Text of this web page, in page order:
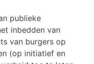
publieke
inbedden van
van burgers op
(op initiatief en